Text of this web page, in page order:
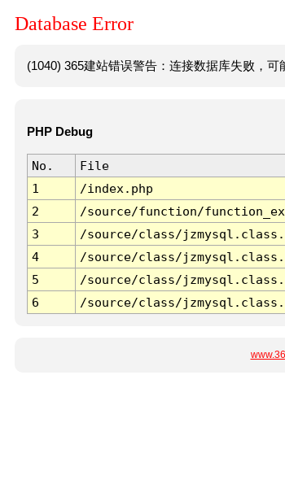
Database Error
(1040) 365建站错误警告：连接数据库失败，
PHP Debug
No. File
1
/index.php
2
/source/function/
3
/source/class/
4
/source/class/
5
/source/class/
6
/source/class/